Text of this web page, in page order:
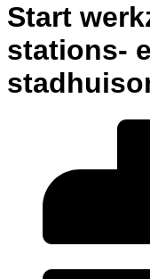
Start
stations-